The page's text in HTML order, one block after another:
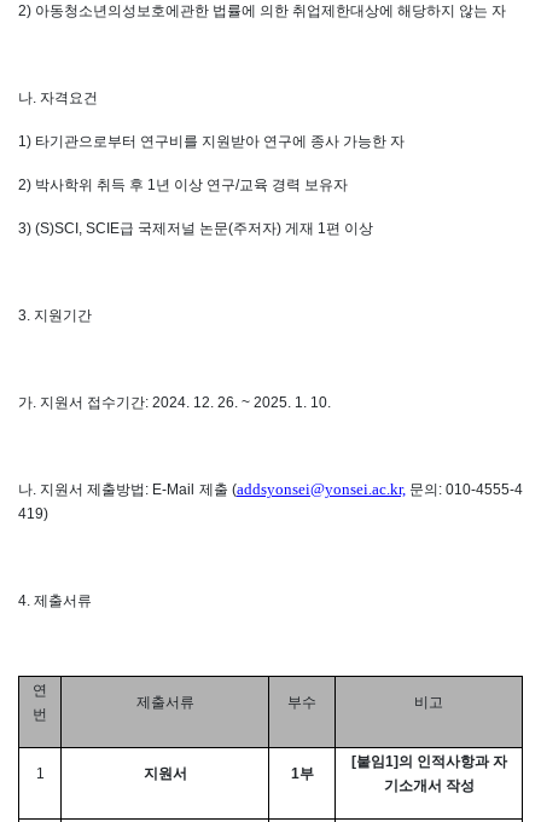
2) 아동청소년의성보호에관한 법률에 의한 취업제한대상에 해당하지 않는 자
나 자격요건
1) 타기관으로부터 연구비를 지원받아 연구에 종사 가능한 자
2) 박사학위 취득 후 1 년 이상 연구/교육 경력 보유자
3) (S)SCI, SCIE급 국제저널 논문(주저자) 게재 1 편 이상
3. 지원기간
가 지원서 접수기간: 2024. 12. 26. ~ 2025. 1. 10.
나 지원서 제출방법: E-Mail 제출 (addsyonsei@yonsei.ac.kr, 문의: 010-4555-4
419)
4. 제출서류
연
번
제출서류 부수 비고
1 지원서 1부
[붙임1]의 인적사항과 자
기소개서 작성